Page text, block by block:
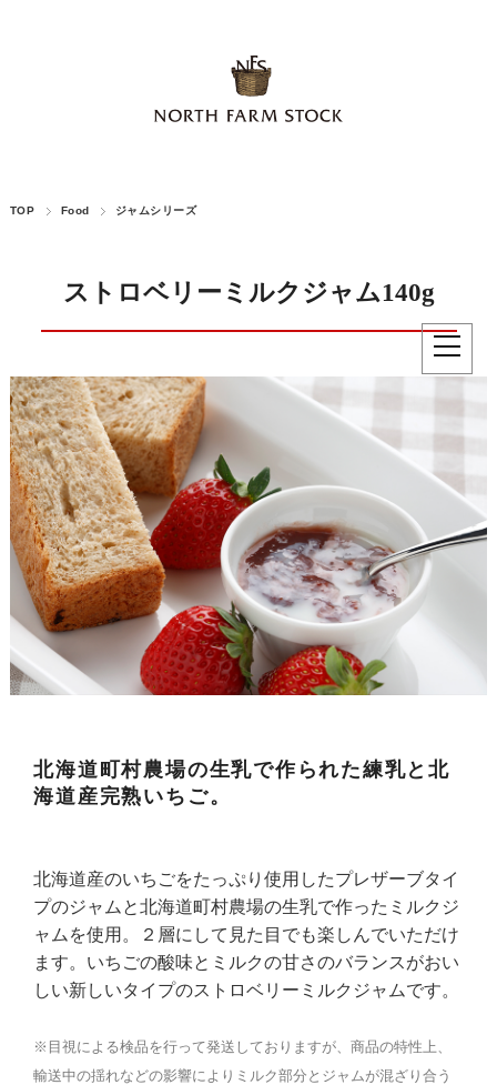
TOP Food ジャムシリーズ
ストロベリーミルクジャム140g
北海道町村農場の生乳で作られた練乳と北
海道産完熟いちご。
北海道産のいちごをたっぷり使用したプレザーブタイ
プのジャムと北海道町村農場の生乳で作ったミルクジ
ャムを使用。２層にして見た目でも楽しんでいただけ
ます。いちごの酸味とミルクの甘さのバランスがおい
しい新しいタイプのストロベリーミルクジャムです。
※目視による検品を行って発送しておりますが、商品の特性上、
輸送中の揺れなどの影響によりミルク部分とジャムが混ざり合う